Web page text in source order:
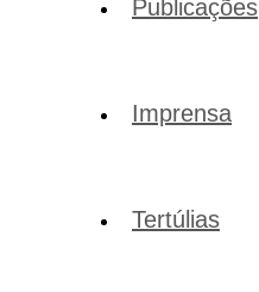
Publicações
Imprensa
Tertúlias